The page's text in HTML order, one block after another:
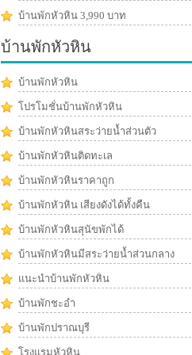
บ้านพักหัวหิน 3,990 บาท
บ้านพักหัวหิน
บ้านพักหัวหิน
โปรโมชั่นบ้านพักหัวหิน
บ้านพักหัวหินสระว่ายน้ำส่วนตัว
บ้านพักหัวหินติดทะเล
บ้านพักหัวหินราคาถูก
บ้านพักหัวหิน เสียงดังได้ทั้งคืน
บ้านพักหัวหินสุนัขพักได้
บ้านพักหัวหินมีสระว่ายน้ำส่วนกลาง
แนะนำบ้านพักหัวหิน
บ้านพักชะอำ
บ้านพักปราณบุรี
โรงแรมหัวหิน